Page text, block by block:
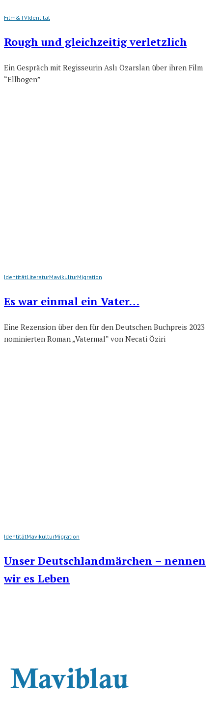
Film&TVIdentität
Rough und gleichzeitig verletzlich
Ein Gespräch mit Regisseurin Aslı Özarslan über ihren Film
“Ellbogen”
IdentitätLiteraturMavikulturMigration
Es war einmal ein Vater…
Eine Rezension über den für den Deutschen Buchpreis 2023
nominierten Roman „Vatermal” von Necati Öziri
IdentitätMavikulturMigration
Unser Deutschlandmärchen – nennen
wir es Leben